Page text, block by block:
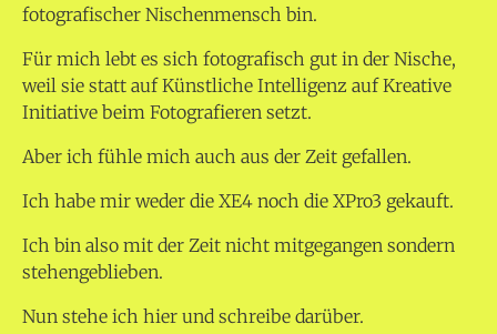
fotografischer Nischenmensch bin.
Für mich lebt es sich fotografisch gut in der Nische,
weil sie statt auf Künstliche Intelligenz auf Kreative
Initiative beim Fotografieren setzt.
Aber ich fühle mich auch aus der Zeit gefallen.
Ich habe mir weder die XE4 noch die XPro3 gekauft.
Ich bin also mit der Zeit nicht mitgegangen sondern
stehengeblieben.
Nun stehe ich hier und schreibe darüber.